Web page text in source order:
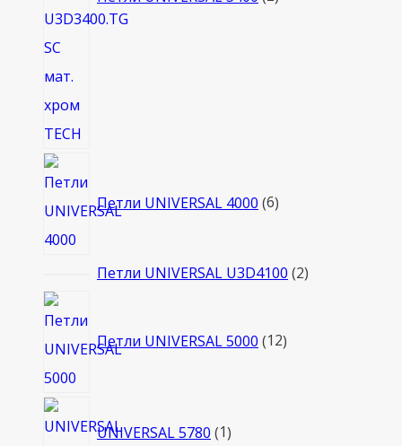
Петли UNIVERSAL 4000 6товаров
Петли UNIVERSAL U3D4100 22
Петли UNIVERSAL 5000 12товаров
UNIVERSAL 5780 1товар